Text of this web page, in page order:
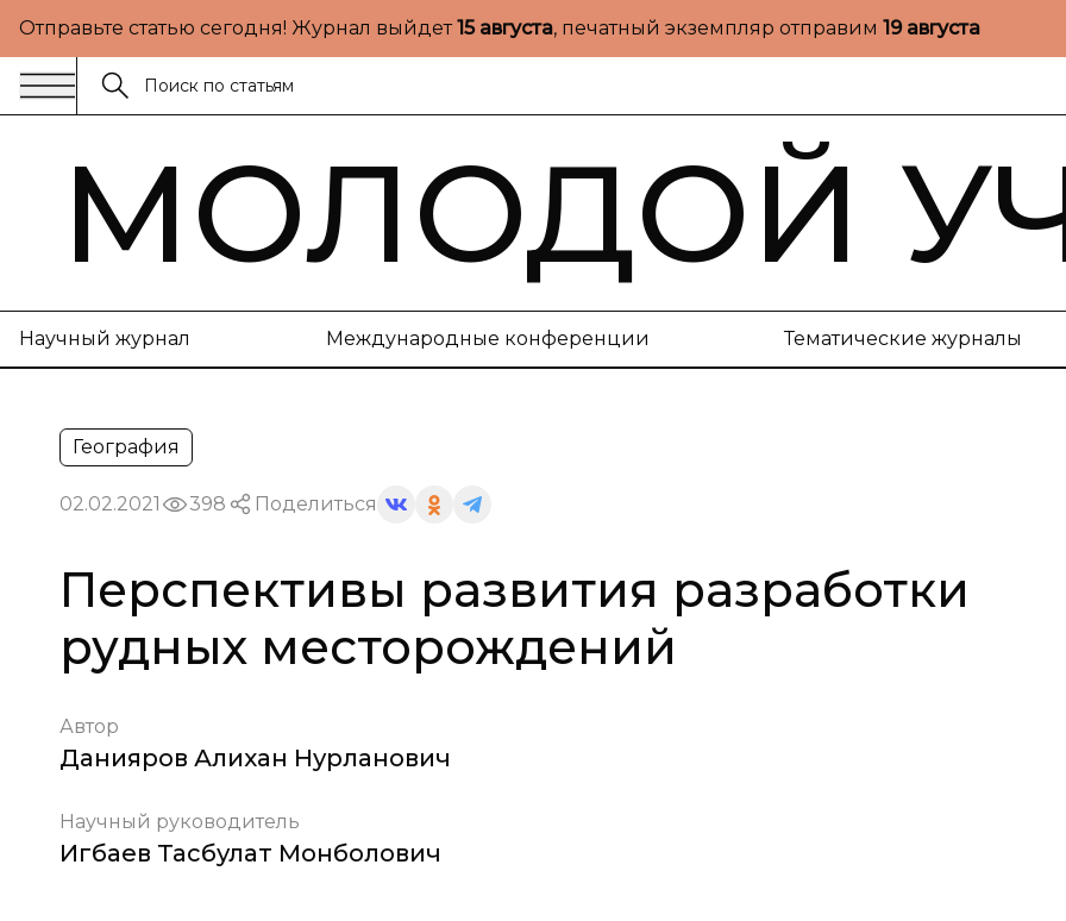
Отправьте статью сегодня! Журнал выйдет15 августа, печатный экземпляр отправим 19 августа
МОЛОДОЙ
Научный журнал Международные конференции Тематические журналы
География
02.02.2021 398 Поделиться
Перспективы развития разработки
рудных месторождений
Автор
Данияров Алихан Нурланович
Научный руководитель
Игбаев Тасбулат Монболович